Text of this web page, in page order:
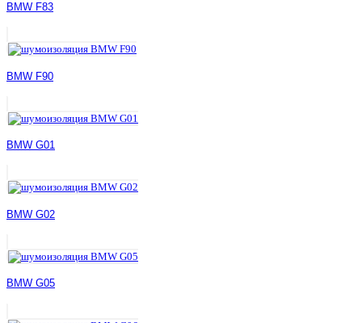
BMW F83
BMW F90
BMW G01
BMW G02
BMW G05